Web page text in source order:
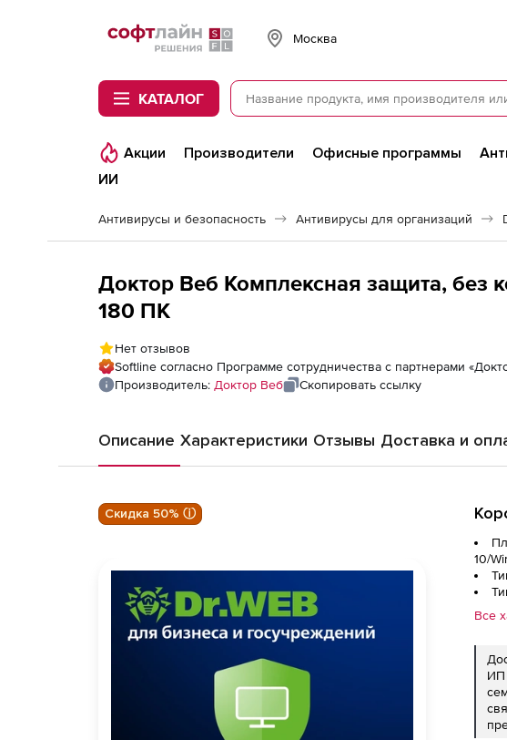
Softline
Москва
КАТАЛОГ
Акции Производители Офисные программы
ИИ
Антивирусы и безопасность Антивирусы для организаций
Доктор Веб Комплексная защита, без
180 ПК
Нет отзывов
Softline согласно Программе сотрудничества с партнерами
Производитель: Доктор Веб Скопировать ссылку
Описание Характеристики Отзывы Доставка и
Скидка 50% ⓘ
10/
Все
ИП